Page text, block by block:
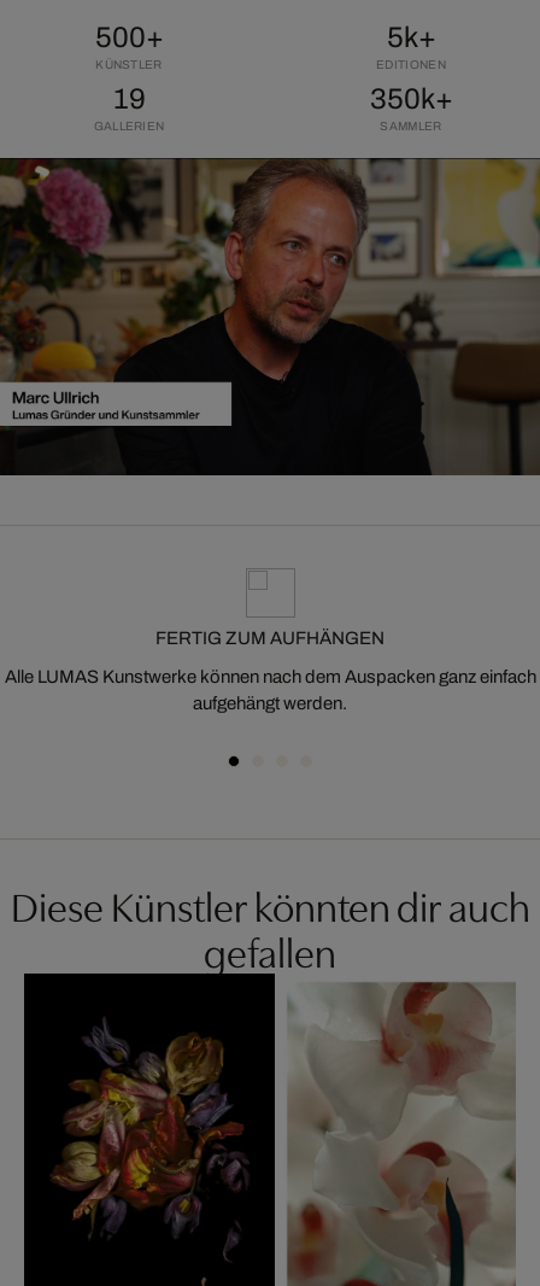
500+
KÜNSTLER
5k+
EDITIONEN
19
GALLERIEN
350k+
SAMMLER
FERTIG ZUM AUFHÄNGEN
Alle LUMAS Kunstwerke können nach dem Auspacken ganz einfach
aufgehängt werden.
Diese Künstler könnten dir auch
gefallen